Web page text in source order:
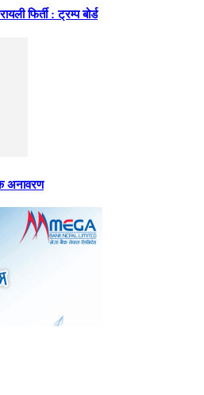
फिर्ती : ट्रम्प बोर्ड
अनावरण